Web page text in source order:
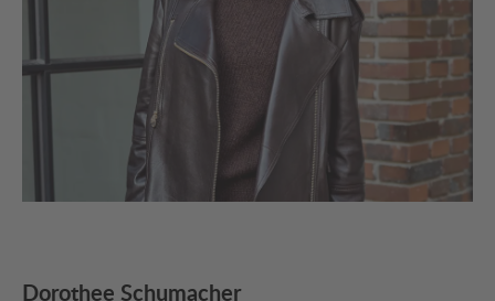
Dorothee Schumacher